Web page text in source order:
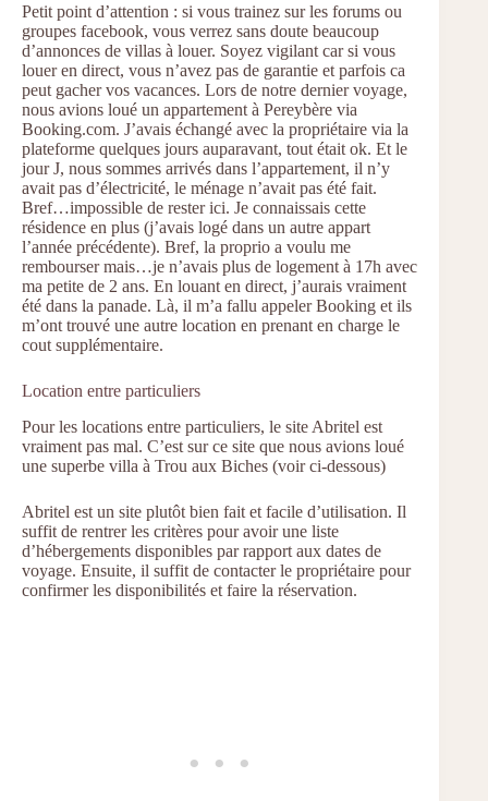
Petit point d’attention : si vous trainez sur les forums ou
groupes facebook, vous verrez sans doute beaucoup
d’annonces de villas à louer. Soyez vigilant car si vous
louer en direct, vous n’avez pas de garantie et parfois ca
peut gacher vos vacances. Lors de notre dernier voyage,
nous avions loué un appartement à Pereybère via
Booking.com. J’avais échangé avec la propriétaire via la
plateforme quelques jours auparavant, tout était ok. Et le
jour J, nous sommes arrivés dans l’appartement, il n’y
avait pas d’électricité, le ménage n’avait pas été fait.
Bref…impossible de rester ici. Je connaissais cette
résidence en plus (j’avais logé dans un autre appart
l’année précédente). Bref, la proprio a voulu me
rembourser mais…je n’avais plus de logement à 17h avec
ma petite de 2 ans. En louant en direct, j’aurais vraiment
été dans la panade. Là, il m’a fallu appeler Booking et ils
m’ont trouvé une autre location en prenant en charge le
cout supplémentaire.
Location entre particuliers
Pour les locations entre particuliers, le site Abritel est
vraiment pas mal. C’est sur ce site que nous avions loué
une superbe villa à Trou aux Biches (voir ci-dessous)
Abritel est un site plutôt bien fait et facile d’utilisation. Il
suffit de rentrer les critères pour avoir une liste
d’hébergements disponibles par rapport aux dates de
voyage. Ensuite, il suffit de contacter le propriétaire pour
confirmer les disponibilités et faire la réservation.